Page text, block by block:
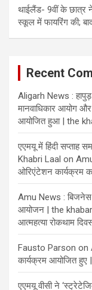
थाईलैंड- 9वीं के छात्र ने
स्कूल में फायरिंग की;
Recent
Aligarh News : हापुड़
मानवाधिकार आयोग
आयोजित हुआ | the
एएमयू में हिंदी सप्ताह
Khabri Laal on
ओरिएंटेशन कार्यक्रम
Amu News : बिजनेस
आयोजन | the
आत्महत्या रोकथाम
Fausto Parson on
कार्यक्रम आयोजित
एएमयू वीसी ने